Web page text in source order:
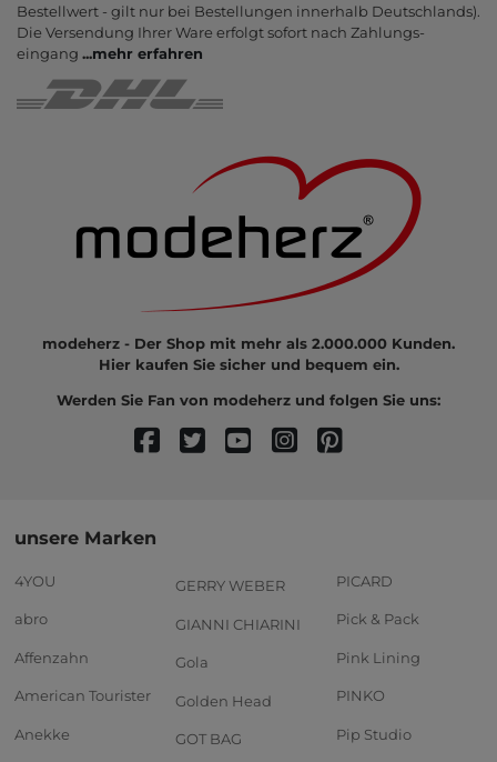
Bestell­wert - gilt nur bei Bestel­lungen inner­halb Deutsch­lands).
Die Ver­sendung Ihrer Ware er­folgt sofort nach Zahlungs­
eingang ...mehr erfahren
modeherz - Der Shop mit mehr als 2.000.000 Kunden.
Hier kaufen Sie sicher und bequem ein.
Werden Sie Fan von modeherz und folgen Sie uns:
unsere Marken
4YOU
abro
Affenzahn
American Tourister
Anekke
GERRY WEBER
GIANNI CHIARINI
Gola
Golden Head
GOT BAG
PICARD
Pick & Pack
Pink Lining
PINKO
Pip Studio